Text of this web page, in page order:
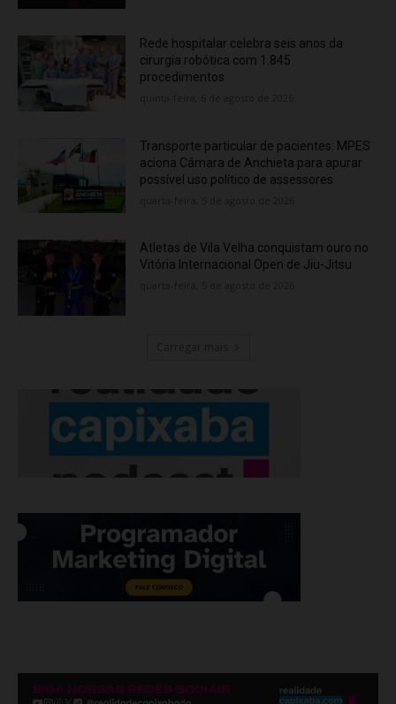
Rede hospitalar celebra seis anos da
cirurgia robótica com 1.845
procedimentos
Transporte particular de pacientes: MPES
aciona Câmara de Anchieta para apurar
possível uso político de assessores
Atletas de Vila Velha conquistam ouro no
Vitória Internacional Open de Jiu-Jitsu